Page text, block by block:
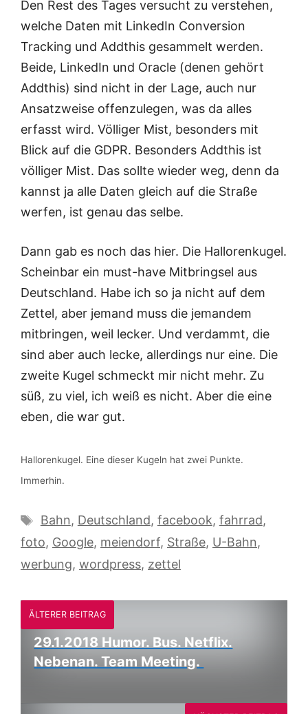
Den Rest des Tages versucht zu verstehen,
welche Daten mit LinkedIn Conversion
Tracking und Addthis gesammelt werden.
Beide, LinkedIn und Oracle (denen gehört
Addthis) sind nicht in der Lage, auch nur
Ansatzweise offenzulegen, was da alles
erfasst wird. Völliger Mist, besonders mit
Blick auf die GDPR. Besonders Addthis ist
völliger Mist. Das sollte wieder weg, denn da
kannst ja alle Daten gleich auf die Straße
werfen, ist genau das selbe.
Dann gab es noch das hier. Die Hallorenkugel.
Scheinbar ein must-have Mitbringsel aus
Deutschland. Habe ich so ja nicht auf dem
Zettel, aber jemand muss die jemandem
mitbringen, weil lecker. Und verdammt, die
sind aber auch lecke, allerdings nur eine. Die
zweite Kugel schmeckt mir nicht mehr. Zu
süß, zu viel, ich weiß es nicht. Aber die eine
eben, die war gut.
Hallorenkugel. Eine dieser Kugeln hat zwei Punkte.
Immerhin.
Schlagwörter
Bahn, Deutschland, facebook, fahrrad,
foto, Google, meiendorf, Straße, U-Bahn,
werbung, wordpress, zettel
ÄLTERER BEITRAG
29.1.2018 Humor. Bus. Netflix.
Nebenan. Team Meeting.